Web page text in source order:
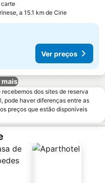
carteVer preços
a 15.1 km de Cirie
Ver preços
dos sites de reserva
pode haver diferenças entre as
preços que estão disponíveis